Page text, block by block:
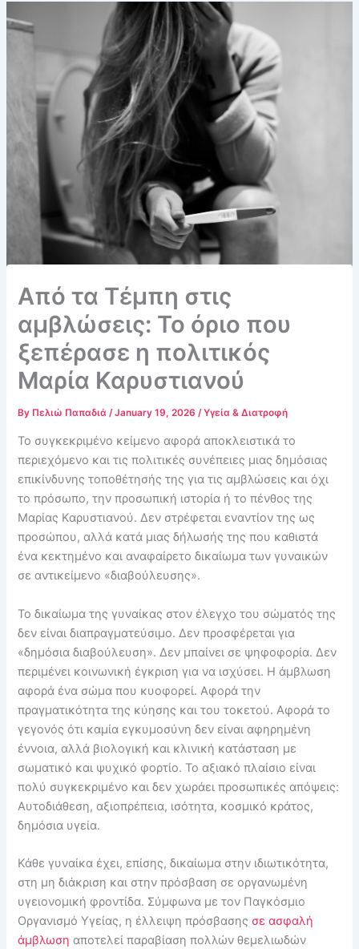
Από τα Τέμπη στις
αμβλώσεις: Το όριο που
ξεπέρασε η πολιτικός
Μαρία Καρυστιανού
By Πελιώ Παπαδιά /January 19, 2026 /Υγεία & Διατροφή
Το συγκεκριμένο κείμενο αφορά αποκλειστικά το
περιεχόμενο και τις πολιτικές συνέπειες μιας δημόσιας
επικίνδυνης τοποθέτησής της για τις αμβλώσεις και όχι
το πρόσωπο, την προσωπική ιστορία ή το πένθος της
Μαρίας Καρυστιανού. Δεν στρέφεται εναντίον της ως
προσώπου, αλλά κατά μιας δήλωσής της που καθιστά
ένα κεκτημένο και αναφαίρετο δικαίωμα των γυναικών
σε αντικείμενο «διαβούλευσης».
Το δικαίωμα της γυναίκας στον έλεγχο του σώματός της
δεν είναι διαπραγματεύσιμο. Δεν προσφέρεται για
«δημόσια διαβούλευση». Δεν μπαίνει σε ψηφοφορία. Δεν
περιμένει κοινωνική έγκριση για να ισχύσει. Η άμβλωση
αφορά ένα σώμα που κυοφορεί. Αφορά την
πραγματικότητα της κύησης και του τοκετού. Αφορά το
γεγονός ότι καμία εγκυμοσύνη δεν είναι αφηρημένη
έννοια, αλλά βιολογική και κλινική κατάσταση με
σωματικό και ψυχικό φορτίο. Το αξιακό πλαίσιο είναι
πολύ συγκεκριμένο και δεν χωράει προσωπικές απόψεις:
Αυτοδιάθεση, αξιοπρέπεια, ισότητα, κοσμικό κράτος,
δημόσια υγεία.
Κάθε γυναίκα έχει, επίσης, δικαίωμα στην ιδιωτικότητα,
στη μη διάκριση και στην πρόσβαση σε οργανωμένη
υγειονομική φροντίδα. Σύμφωνα με τον Παγκόσμιο
Οργανισμό Υγείας, η έλλειψη πρόσβασης σε ασφαλή
άμβλωση αποτελεί παραβίαση πολλών θεμελιωδών